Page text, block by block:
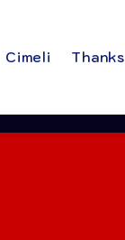
Cimeli Thanks